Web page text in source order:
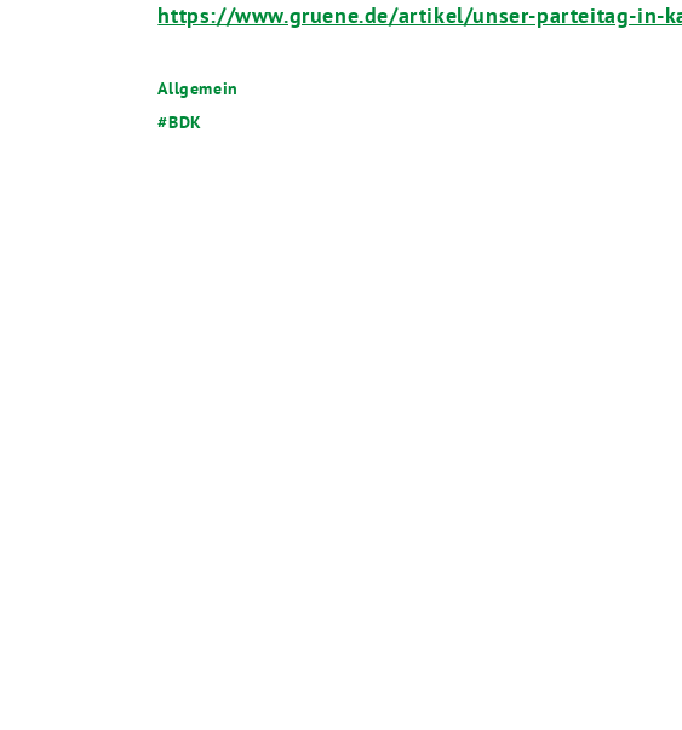
https://​www​.grue​ne​.de/​a​r​t​i​k​e​l​/​u​n​s​e​r​-​p​a​r​t​e​i​t​a​g​-​i​n​-​
Allgemein
BDK